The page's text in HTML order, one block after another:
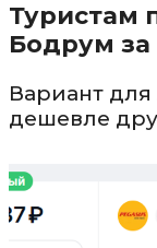
Туристам
Бодрум за
Вариант для
дешевле